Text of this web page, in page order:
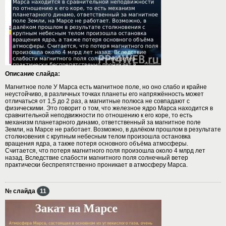
Описание слайда:
Магнитное поле У Марса есть магнитное поле, но оно слабо и крайне
неустойчиво, в различных точках планеты его напряжённость может
отличаться от 1,5 до 2 раз, а магнитные полюса не совпадают с
физическими. Это говорит о том, что железное ядро Марса находится в
сравнительной неподвижности по отношению к его коре, то есть
механизм планетарного динамо, ответственный за магнитное поле
Земли, на Марсе не работает. Возможно, в далёком прошлом в результате
столкновения с крупным небесным телом произошла остановка
вращения ядра, а также потеря основного объёма атмосферы.
Считается, что потеря магнитного поля произошла около 4 млрд лет
назад. Вследствие слабости магнитного поля солнечный ветер
практически беспрепятственно проникает в атмосферу Марса.
№ слайда 11